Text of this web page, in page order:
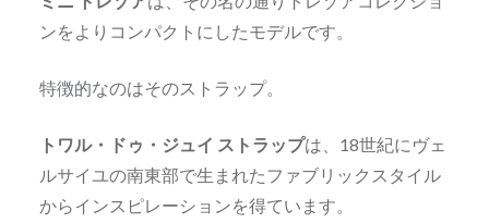
ンをよりコンパクトにしたモデルです。
特徴的なのはそのストラップ。
トワル・ドゥ・ジュイ ストラップは、18世紀にヴェ
ルサイユの南東部で生まれたファブリックスタイル
からインスピレーションを得ています。